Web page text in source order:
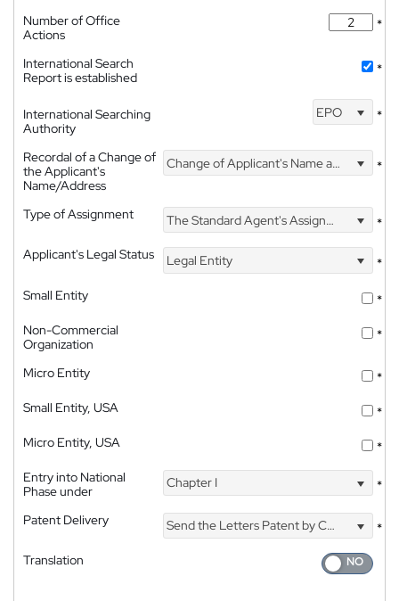
Number of Office
Actions
*
International Search
Report is established
*
International Searching
Authority
EPO *
Recordal of a Change of
the Applicant's
Name/Address
Change of Applicant's Name and Address *
Type of Assignment The Standard Agent's Assignment
*
Applicant's Legal Status
Legal Entity
*
Small Entity
*
Non-Commercial
Organization
*
Micro Entity
*
Small Entity, USA
*
Micro Entity, USA
*
Entry into National
Phase under
Chapter I *
Patent Delivery Send the Letters Patent by Courier
*
Translation